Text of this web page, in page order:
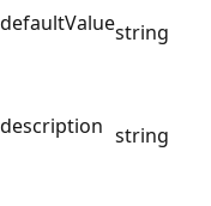
defaultValuestring
description string